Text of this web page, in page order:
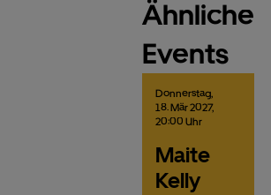
Ähnliche
Events
Donnerstag,
18.Mär2027,
20:00 Uhr
Maite
Kelly